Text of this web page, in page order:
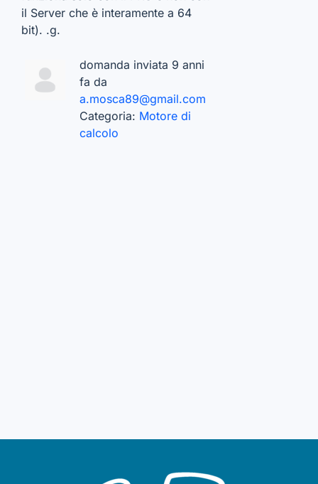
il Server che è interamente a 64
bit). .g.
domanda inviata 9 anni
fa da
a.mosca89@gmail.com
Categoria: Motore di
calcolo